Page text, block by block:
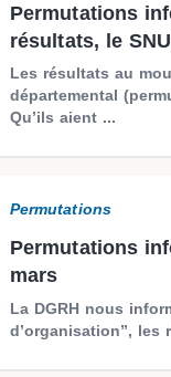
Permutations
résultats, le
Les résultats au
départemental
Qu’ils aient ...
Permutations
Permutations
mars
La DGRH nous
d’organisation”, les